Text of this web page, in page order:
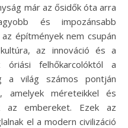
már az ősidők óta arra
és impozánsabb
építmények nem csupán
az innováció és a
óriási felhőkarcolóktól a
a világ számos pontján
amelyek méreteikkel és
az embereket. Ezek az
el a modern civilizáció